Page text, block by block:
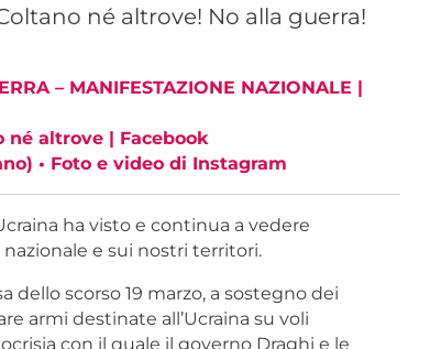
né altrove! No alla guerra!
– MANIFESTAZIONE NAZIONALE |
né altrove | Facebook
• Foto e video di Instagram
ha visto e continua a vedere
e sui nostri territori.
dello scorso 19 marzo, a sostegno dei
armi destinate all’Ucraina su voli
con il quale il governo Draghi e le